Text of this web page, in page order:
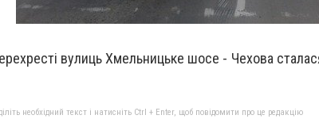
вулиць Хмельницьке шосе - Чехова
необхідний текст і натисніть Ctrl + Enter, щоб повідомити про це редакцію